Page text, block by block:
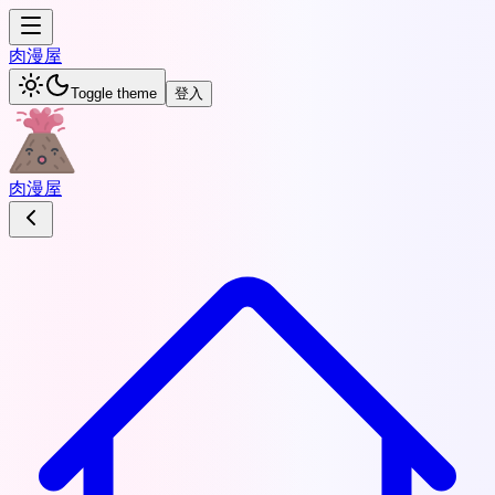
肉漫屋
Toggle theme 登入
肉漫屋